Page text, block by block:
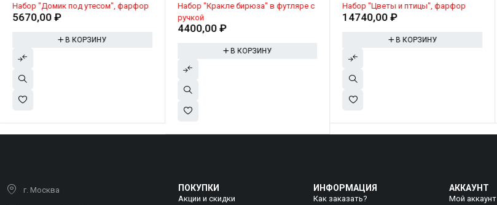
Набор "Домик под утесом", фарфор
5670,00 ₽
В КОРЗИНУ
Набор "Кракле бирюза" в футляре с
ручкой
4400,00 ₽
В КОРЗИНУ
Набор "Цветы и птицы", фарфор
14740,00₽
В КОРЗИНУ
г. Москва ПОКУПКИ
Акции и скидки
ИНФОРМАЦИЯ
Как заказать?
АККАУНТ
Мой аккаунт